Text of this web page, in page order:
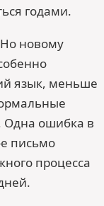
годами.
Но новому
язык, меньше
Одна ошибка в
письмо
процесса